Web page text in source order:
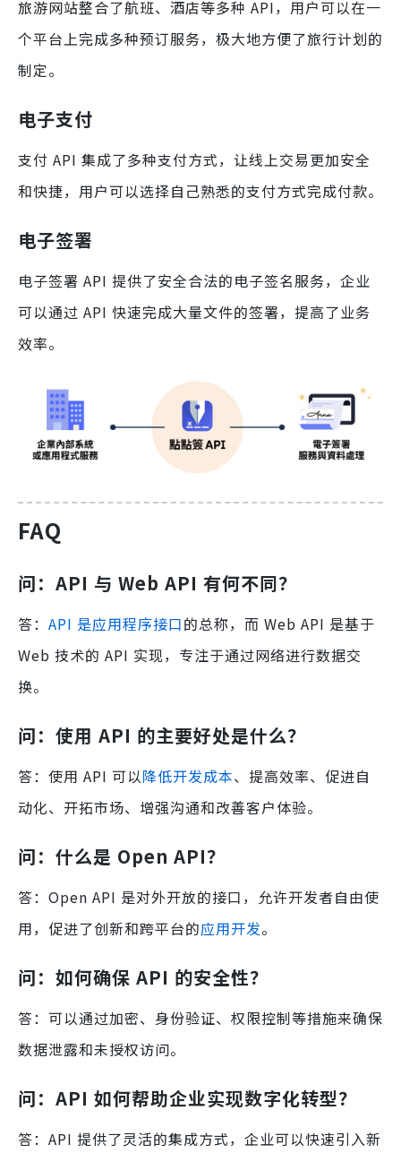
旅游网站整合了航班、酒店等多种 API，用户可以在一
个平台上完成多种预订服务，极大地方便了旅行计划的
制定。
电子支付
支付 API 集成了多种支付方式，让线上交易更加安全
和快捷，用户可以选择自己熟悉的支付方式完成付款。
电子签署
电子签署 API 提供了安全合法的电子签名服务，企业
可以通过 API 快速完成大量文件的签署，提高了业务
效率。
FAQ
问：API 与 Web API 有何不同？
答： API 是应用程序接口的总称，而 Web API 是基于
Web 技术的 API 实现，专注于通过网络进行数据交
换。
问：使用 API 的主要好处是什么？
答：使用 API 可以降低开发成本、提高效率、促进自
动化、开拓市场、增强沟通和改善客户体验。
问：什么是 Open API？
答：Open API 是对外开放的接口，允许开发者自由使
用，促进了创新和跨平台的应用开发。
问：如何确保 API 的安全性？
答：可以通过加密、身份验证、权限控制等措施来确保
数据泄露和未授权访问。
问：API 如何帮助企业实现数字化转型？
答：API 提供了灵活的集成方式，企业可以快速引入新